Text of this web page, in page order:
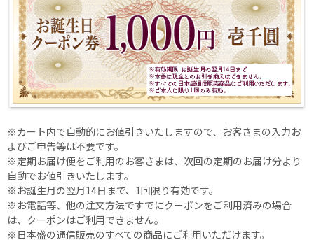
※カート内で自動的にお値引きいたしますので、お客さまの入力お
よびご申告等は不要です。
※定期お届け便をご利用のお客さまは、次回の定期のお届け分より
自動でお値引きいたします。
※お誕生月の翌月14日まで、1回限り有効です。
※お電話等、他の注文方法ですでにクーポンをご利用済みの場合
は、クーポンはご利用できません。
※日本盛の通信販売のすべての商品にご利用いただけます。